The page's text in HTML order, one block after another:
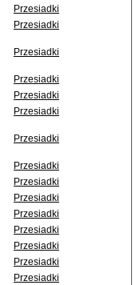
Przesiadki
Przesiadki
Przesiadki
Przesiadki
Przesiadki
Przesiadki
Przesiadki
Przesiadki
Przesiadki
Przesiadki
Przesiadki
Przesiadki
Przesiadki
Przesiadki
Przesiadki